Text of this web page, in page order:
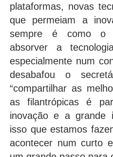
plataformas, novas
que permeiam a
sempre é como o
absorver a
especialmente num
desabafou o
“compartilhar as
as filantrópicas é
inovação e a grande
isso que estamos
acontecer num curto